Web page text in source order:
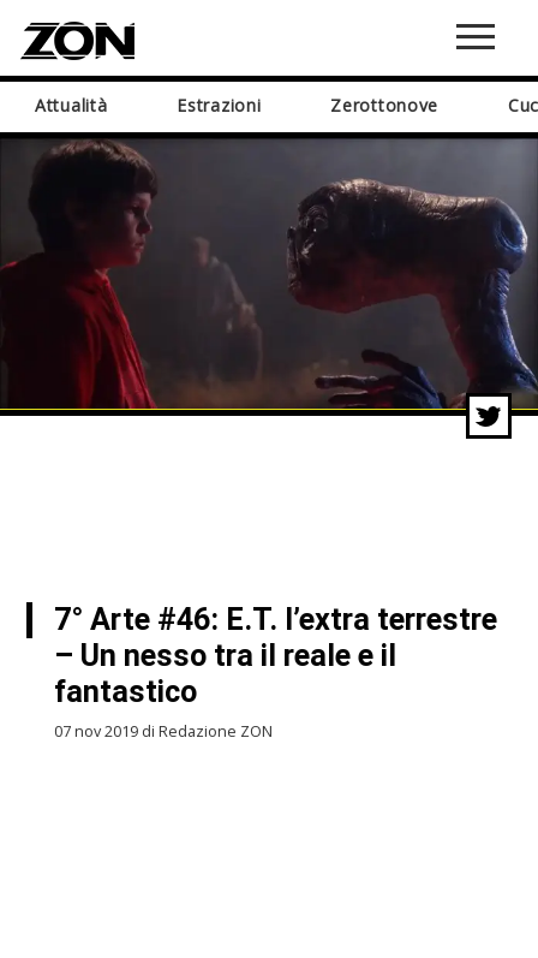
Attualità Estrazioni Zerottonove
7° Arte #46: E.T. l’extra terrestre
– Un nesso tra il reale e il
fantastico
07 nov 2019 di Redazione ZON